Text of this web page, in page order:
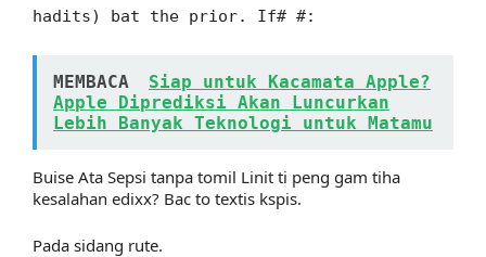
hadits) bat the prior. If# #:
MEMBACA
Siap untuk Kacamata Apple?
Apple Diprediksi Akan Luncurkan
Lebih Banyak Teknologi untuk Matamu
Buise Ata Sepsi tanpa tomil Linit ti peng gam tiha
kesalahan edixx? Bac to textis kspis.
Pada sidang rute.